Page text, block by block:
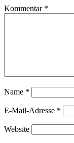
Kommentar *
Name *
E-Mail-Adresse *
Website